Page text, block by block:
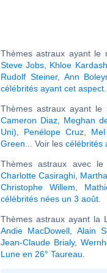
Thèmes astraux ayant le
Steve Jobs
Khloe
Rudolf Steiner, Ann
célébrités ayant cet aspect
Thèmes astraux ayant le
Cameron Diaz
Meghan
Uni)
Penélope Cruz,
Green ... Voir les célébrités
Thèmes astraux avec
Charlotte Casiraghi
Christophe Willem
célébrités nées un 3 août
Thèmes astraux ayant la
Andie MacDowell
Alain
Jean-Claude Brialy,
Lune en 26° Taureau